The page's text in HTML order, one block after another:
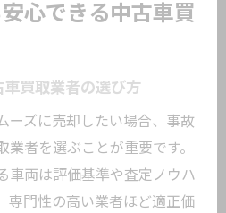
心できる中古車買
買取業者の選び方
ーズに売却したい場合、事故
者を選ぶことが重要です。
車両は評価基準や査定ノウハ
専門性の高い業者ほど適正価